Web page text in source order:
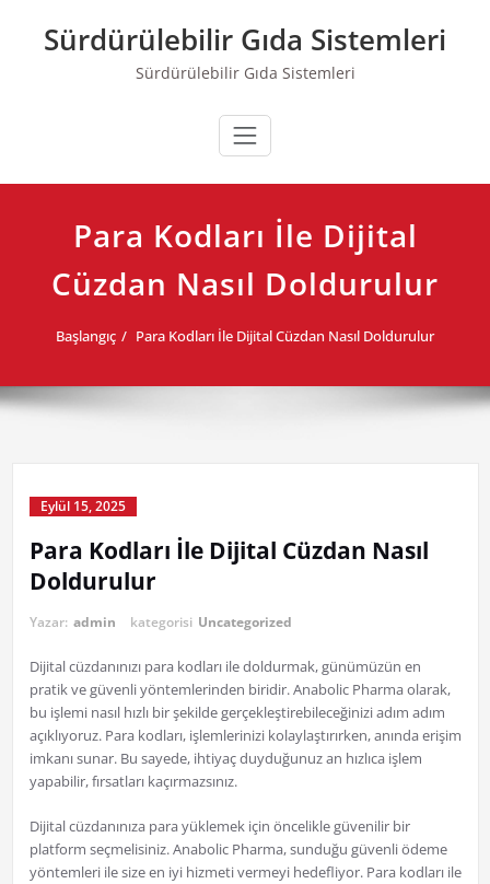
contentSürdürülebilir Gıda Sistemleri
Sürdürülebilir Gıda Sistemleri
Para Kodları İle Dijital
Cüzdan Nasıl Doldurulur
Başlangıç Para Kodları İle Dijital Cüzdan Nasıl Doldurulur
Eylül 15, 2025
Para Kodları İle Dijital Cüzdan Nasıl
Doldurulur
Yazar: admin kategorisi Uncategorized
Dijital cüzdanınızı para kodları ile doldurmak, günümüzün en
pratik ve güvenli yöntemlerinden biridir. Anabolic Pharma olarak,
bu işlemi nasıl hızlı bir şekilde gerçekleştirebileceğinizi adım adım
açıklıyoruz. Para kodları, işlemlerinizi kolaylaştırırken, anında erişim
imkanı sunar. Bu sayede, ihtiyaç duyduğunuz an hızlıca işlem
yapabilir, fırsatları kaçırmazsınız.
Dijital cüzdanınıza para yüklemek için öncelikle güvenilir bir
platform seçmelisiniz. Anabolic Pharma, sunduğu güvenli ödeme
yöntemleri ile size en iyi hizmeti vermeyi hedefliyor. Para kodları ile